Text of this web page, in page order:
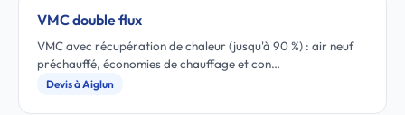
VMC double flux
VMC avec récupération de chaleur (jusqu'à 90 %) : air neuf
préchauffé, économies de chauffage et con…
Devis à Aiglun